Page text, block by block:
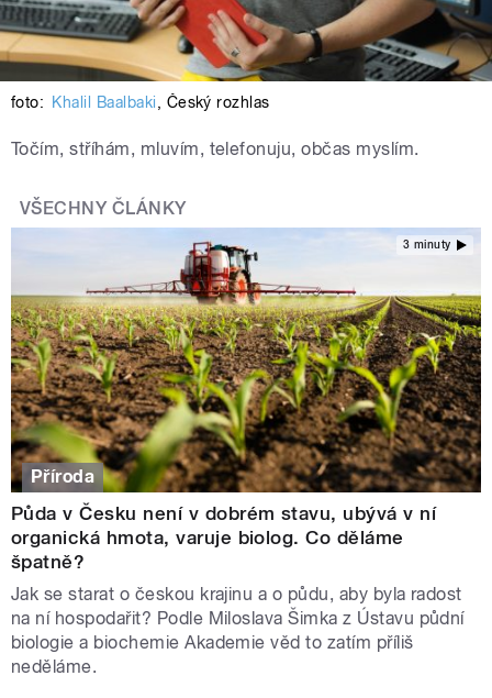
foto: Khalil Baalbaki, Český rozhlas
Točím, stříhám, mluvím, telefonuju, občas myslím.
VŠECHNY ČLÁNKY
3 minuty
Příroda
Půda v Česku není v dobrém stavu, ubývá v ní
organická hmota, varuje biolog. Co děláme
špatně?
Jak se starat o českou krajinu a o půdu, aby byla radost
na ní hospodařit? Podle Miloslava Šimka z Ústavu půdní
biologie a biochemie Akademie věd to zatím příliš
neděláme.